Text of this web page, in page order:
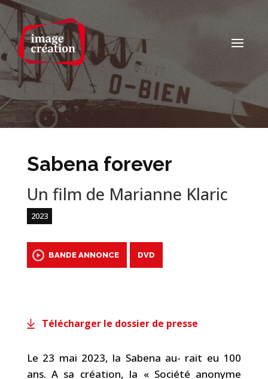
Sabena forever
Un film de Marianne Klaric
2023
BANDE ANNONCE DVD
Télécharger le dossier de presse
Le 23 mai 2023, la Sabena au- rait eu 100
ans. A sa création, la « Société anonyme